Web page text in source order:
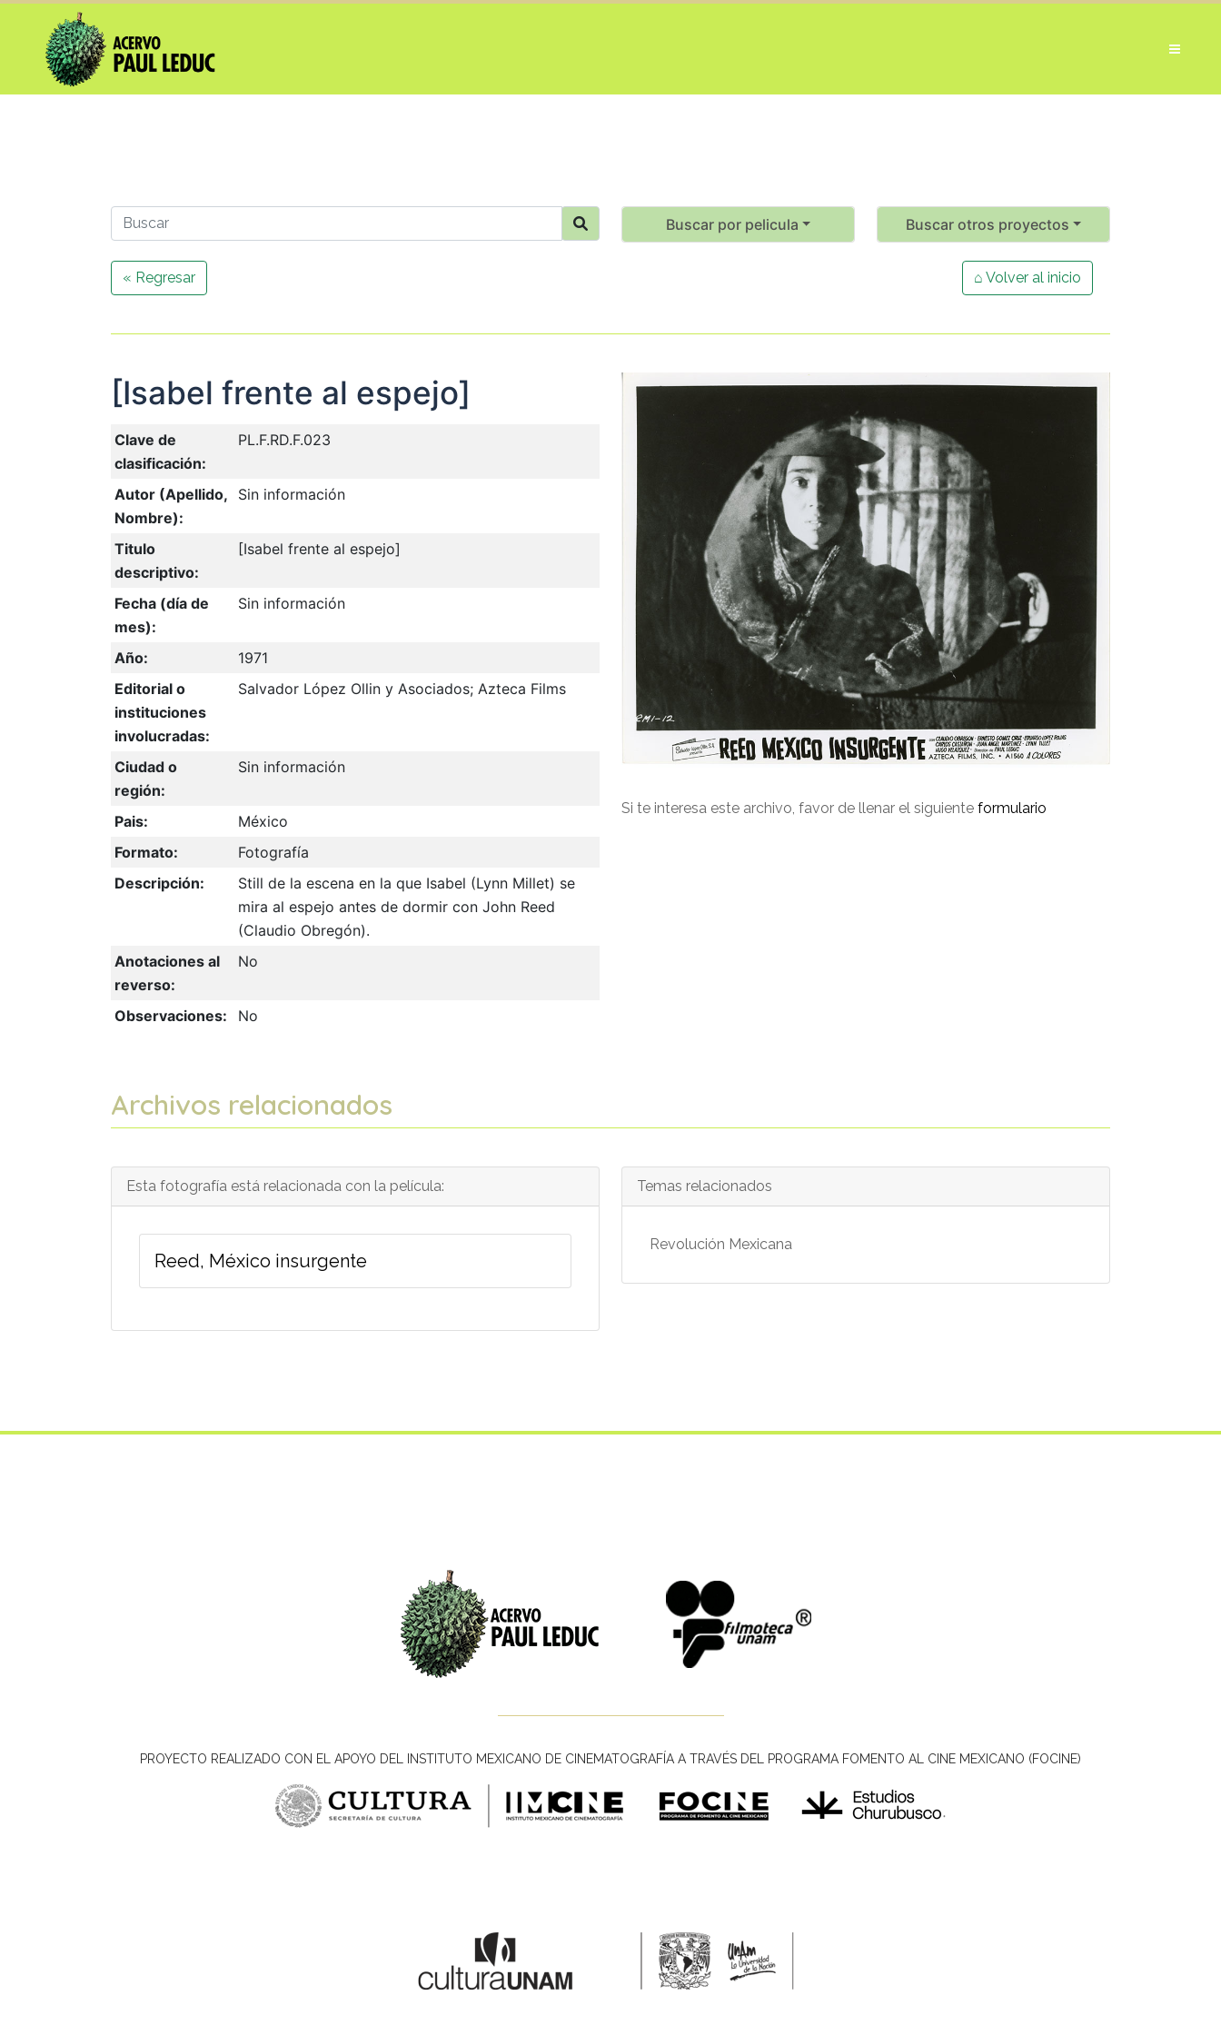
Buscar por pelicula Buscar otros proyectos
« Regresar ⌂ Volver al inicio
[Isabel frente al espejo]
Clave de
clasificación:
PL.F.RD.F.023
Autor (Apellido,
Nombre):
Sin información
Titulo
descriptivo:
[Isabel frente al espejo]
Fecha (día de
mes):
Sin información
Año:
1971
Editorial o
instituciones
involucradas:
Salvador López Ollin y Asociados; Azteca Films
Ciudad o
región:
Sin información
Pais:
México
Formato:
Fotografía
Descripción:
Still de la escena en la que Isabel (Lynn Millet) se
mira al espejo antes de dormir con John Reed
(Claudio Obregón).
Anotaciones al
reverso:
No
Observaciones: No
Si te interesa este archivo, favor de llenar el siguiente formulario
Archivos relacionados
Esta fotografía está relacionada con la película:
Reed, México insurgente
Temas relacionados
Revolución Mexicana
PROYECTO REALIZADO CON EL APOYO DEL INSTITUTO MEXICANO DE CINEMATOGRAFÍA A TRAVÉS DEL PROGRAMA FOMENTO AL CINE MEXICANO (FOCINE)